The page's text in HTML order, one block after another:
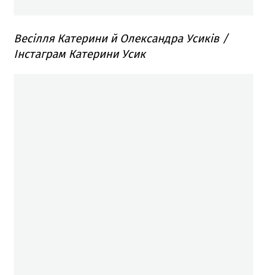
Весілля Катерини й Олександра Усиків /
Інстаграм Катерини Усик